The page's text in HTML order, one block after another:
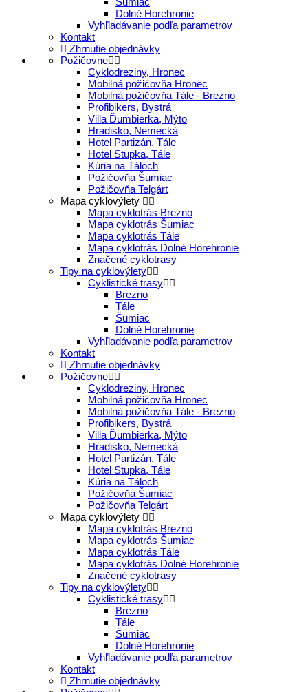
Dolné Horehronie
Vyhľladávanie podľa parametrov
Kontakt
Zhrnutie objednávky
Požičovne
Cyklodreziny, Hronec
Mobilná požičovňa Hronec
Mobilná požičovňa Tále - Brezno
Profibikers, Bystrá
Villa Ďumbierka, Mýto
Hradisko, Nemecká
Hotel Partizán, Tále
Hotel Stupka, Tále
Kúria na Táloch
Požičovňa Šumiac
Požičovňa Telgárt
Mapa cyklovýlety
Mapa cyklotrás Brezno
Mapa cyklotrás Šumiac
Mapa cyklotrás Tále
Mapa cyklotrás Dolné Horehronie
Značené cyklotrasy
Tipy na cyklovýlety
Cyklistické trasy
Brezno
Tále
Šumiac
Dolné Horehronie
Vyhľladávanie podľa parametrov
Kontakt
Zhrnutie objednávky
Požičovne
Cyklodreziny, Hronec
Mobilná požičovňa Hronec
Mobilná požičovňa Tále - Brezno
Profibikers, Bystrá
Villa Ďumbierka, Mýto
Hradisko, Nemecká
Hotel Partizán, Tále
Hotel Stupka, Tále
Kúria na Táloch
Požičovňa Šumiac
Požičovňa Telgárt
Mapa cyklovýlety
Mapa cyklotrás Brezno
Mapa cyklotrás Šumiac
Mapa cyklotrás Tále
Mapa cyklotrás Dolné Horehronie
Značené cyklotrasy
Tipy na cyklovýlety
Cyklistické trasy
Brezno
Tále
Šumiac
Dolné Horehronie
Vyhľladávanie podľa parametrov
Kontakt
Zhrnutie objednávky